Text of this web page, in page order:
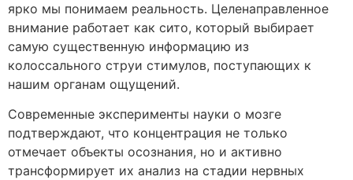
ярко мы понимаем реальность. Целенаправленное
внимание работает как сито, который выбирает
самую существенную информацию из
колоссального струи стимулов, поступающих к
нашим органам ощущений.
Современные эксперименты науки о мозге
подтверждают, что концентрация не только
отмечает объекты осознания, но и активно
трансформирует их анализ на стадии нервных